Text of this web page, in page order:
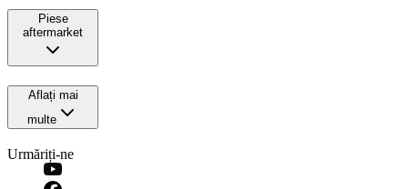
Piese
aftermarket
Aflați mai
multe
Urmăriți-ne